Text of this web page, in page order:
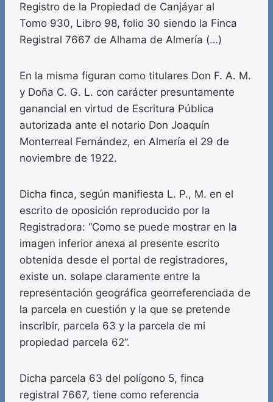
Registro de la Propiedad de Canjáyar al
Tomo 930, Libro 98, folio 30 siendo la Finca
Registral 7667 de Alhama de Almería (…)
En la misma figuran como titulares Don F. A. M.
y Doña C. G. L. con carácter presuntamente
ganancial en virtud de Escritura Pública
autorizada ante el notario Don Joaquín
Monterreal Fernández, en Almería el 29 de
noviembre de 1922.
Dicha finca, según manifiesta L. P., M. en el
escrito de oposición reproducido por la
Registradora: “Como se puede mostrar en la
imagen inferior anexa al presente escrito
obtenida desde el portal de registradores,
existe un. solape claramente entre la
representación geográfica georreferenciada de
la parcela en cuestión y la que se pretende
inscribir, parcela 63 y la parcela de mi
propiedad parcela 62”.
Dicha parcela 63 del polígono 5, finca
registral 7667, tiene como referencia